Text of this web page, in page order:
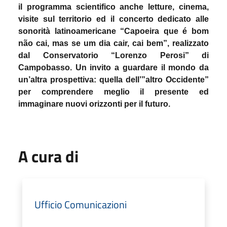
il programma scientifico anche letture, cinema,
visite sul territorio ed il concerto dedicato alle
sonorità latinoamericane “Capoeira que é bom
não cai, mas se um dia cair, cai bem”, realizzato
dal Conservatorio “Lorenzo Perosi” di
Campobasso. Un invito a guardare il mondo da
un’altra prospettiva: quella dell’”altro Occidente”
per comprendere meglio il presente ed
immaginare nuovi orizzonti per il futuro.
A cura di
Ufficio Comunicazioni